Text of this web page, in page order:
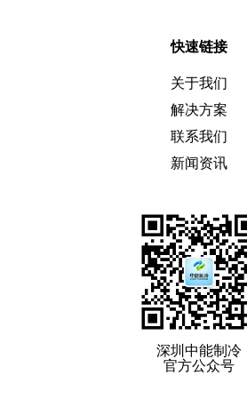
快速链接
关于我们
解决方案
联系我们
新闻资讯
深圳中能制冷
官方公众号